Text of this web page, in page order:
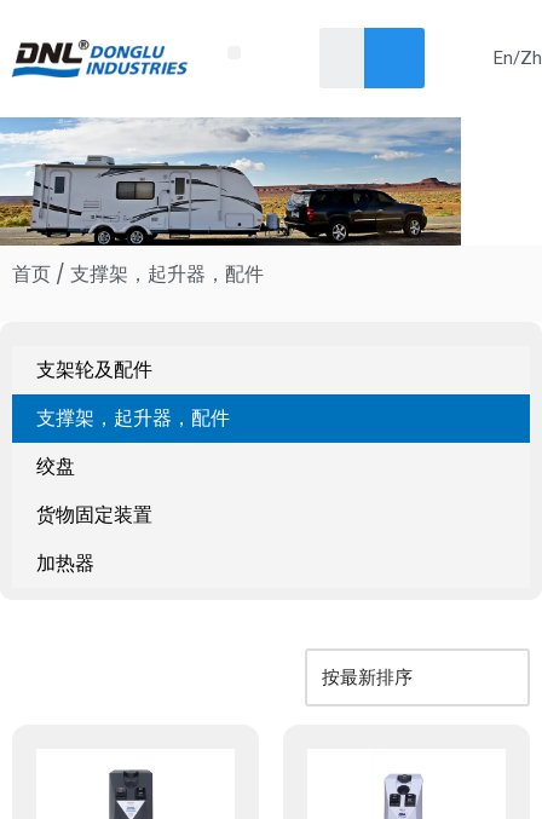
Skip
content
En/Zh
首页 / 支撑架，起升器，配件
支架轮及配件
支撑架，起升器，配件
绞盘
货物固定装置
加热器